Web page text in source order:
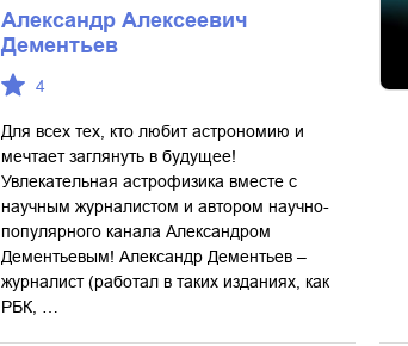
Александр Алексеевич
Дементьев
4
Для всех тех, кто любит астрономию и
мечтает заглянуть в будущее!
Увлекательная астрофизика вместе с
научным журналистом и автором научно-
популярного канала Александром
Дементьевым! Александр Дементьев –
журналист (работал в таких изданиях, как
РБК, …